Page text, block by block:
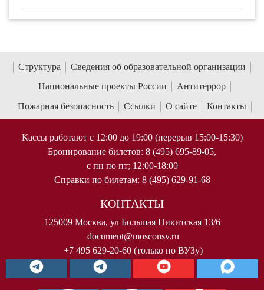
Структура
Сведения об образовательной организации
Национальные проекты России
Антитеррор
Пожарная безопасность
Ссылки О сайте Контакты
Кассы работают с 12:00 до 19:00 (перерыв 15:00-15:30)
Бронирование билетов: 8 (495) 695-89-05,
с пн по пт; 12:00-18:00
Справки по билетам: 8 (495) 629-91-68
КОНТАКТЫ
125009 Москва, ул Большая Никитская 13/6
document@mosconsv.ru
+7 495 629-20-60 (только по ВУЗу)